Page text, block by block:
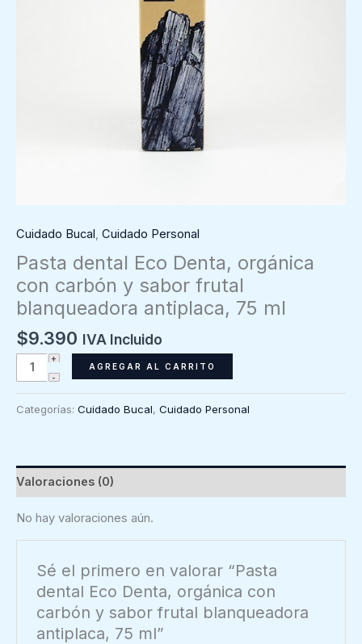
Cuidado Bucal, Cuidado Personal
Pasta dental Eco Denta, orgánica
con carbón y sabor frutal
blanqueadora antiplaca, 75 ml
$9.390 IVA Incluido
Pasta
dental
Denta,
carbón
y
sabor
frutal
antiplaca,
cantidad
AGREGAR AL CARRITO
Categorías: Cuidado Bucal, Cuidado Personal
Valoraciones (0)
No hay valoraciones aún.
Sé el primero en valorar “Pasta
dental Eco Denta, orgánica con
carbón y sabor frutal blanqueadora
antiplaca, 75 ml”